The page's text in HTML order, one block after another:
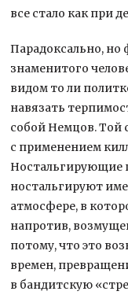
все стало как при
Парадоксально, но
знаменитого
видом то ли
навязать
собой Немцов. Той
с применением
Ностальгирующие
ностальгируют
атмосфере, в
напротив,
потому, что это
времен,
в бандитскую